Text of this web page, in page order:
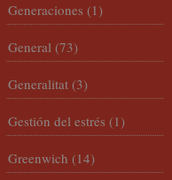
Generaciones (1)
General (73)
Generalitat (3)
Gestión del estrés (1)
Greenwich (14)